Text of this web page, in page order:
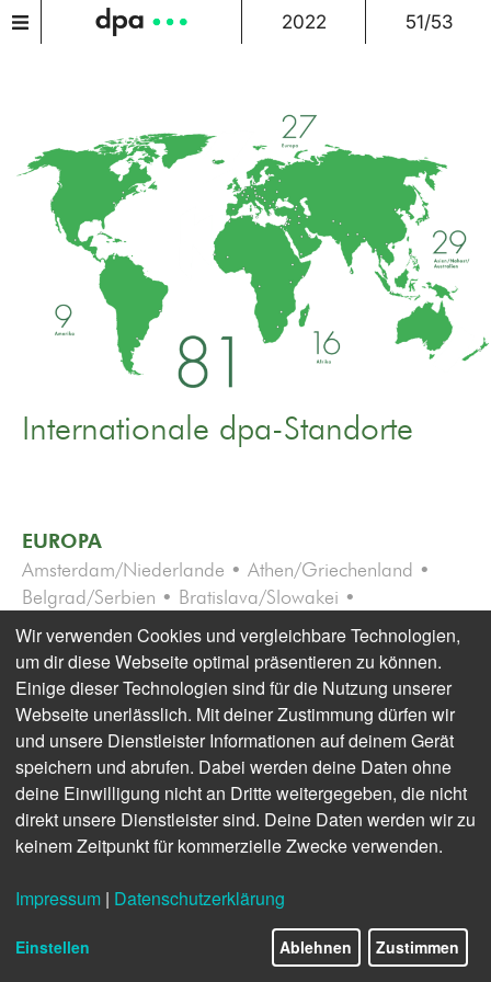
2022 51/53
Internationale dpa-Standorte
EUROPA
Amsterdam/Niederlande • Athen/Griechenland •
Belgrad/Serbien • Bratislava/Slowakei •
Brüssel/Belgien • Budapest/Ungarn •
Bukarest/Rumänien • Genf/Schweiz •
Helsinki/Finnland • Istanbul/Türkei • Kiew/Ukraine •
Kopenhagen/Dänemark • London/Großbritannien •
Madrid/Spanien • Moskau/Russland •
Oslo/Norwegen • Paris/Frankreich • Prag/Tschechien
• Reykjavík/Island • Riga/Lettland • Rom/Italien •
Sofia/Bulgarien • Straßburg/Frankreich •
Tiflis/Georgien • Valletta/Malta • Warschau/Polen •
Buenos Aires/Argentinien • Havanna/Kuba • Los
Angeles/USA • Mexiko-Stadt/Mexiko •
Wir verwenden Cookies und vergleichbare Technologien,
um dir diese Webseite optimal präsentieren zu können.
Einige dieser Technologien sind für die Nutzung unserer
Webseite unerlässlich. Mit deiner Zustimmung dürfen wir
und unsere Dienstleister Informationen auf deinem Gerät
speichern und abrufen. Dabei werden deine Daten ohne
deine Einwilligung nicht an Dritte weitergegeben, die nicht
direkt unsere Dienstleister sind. Deine Daten werden wir zu
keinem Zeitpunkt für kommerzielle Zwecke verwenden.
Impressum | Datenschutzerklärung
Einstellen Ablehnen Zustimmen